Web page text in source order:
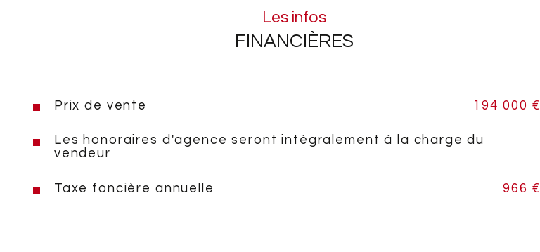
Les infos
FINANCIÈRES
Prix de vente 194 000 €
Les honoraires d'agence seront intégralement à la charge du
vendeur
Taxe foncière annuelle 966 €